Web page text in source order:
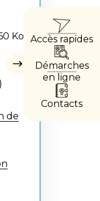
Masquer
Accès rapides
Démarches
en ligne
Contacts
Ko
de